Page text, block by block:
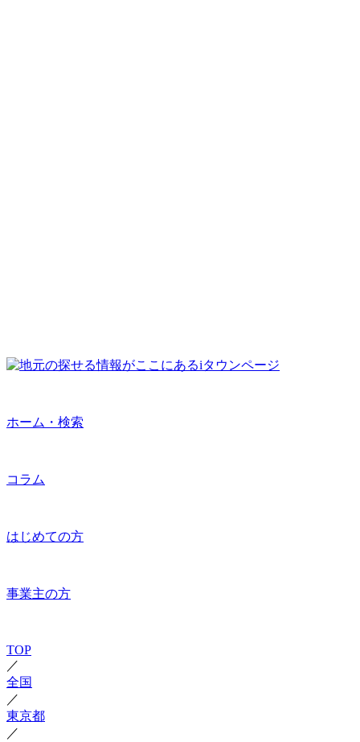
ホーム・検索
コラム
はじめての方
事業主の方
TOP
／
全国
／
東京都
／